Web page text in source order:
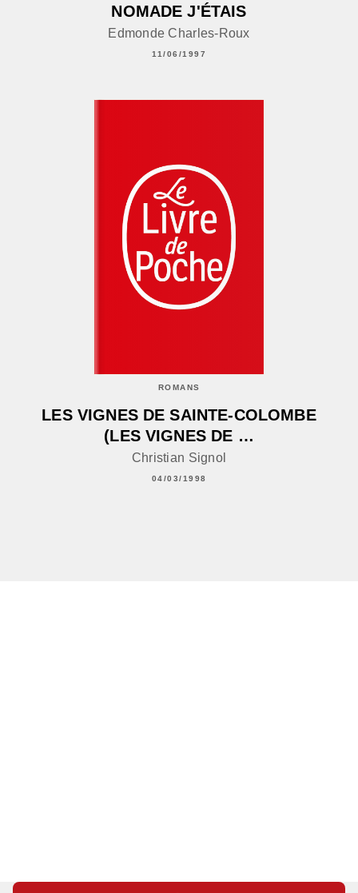
NOMADE J'ÉTAIS
Edmonde Charles-Roux
11/06/1997
ROMANS
LES VIGNES DE SAINTE-COLOMBE
(LES VIGNES DE …
Christian Signol
04/03/1998